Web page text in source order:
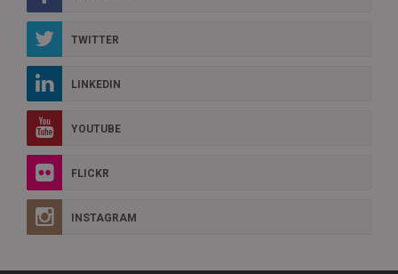
TWITTER
LINKEDIN
YOUTUBE
FLICKR
INSTAGRAM